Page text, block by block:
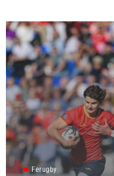
Ferugby